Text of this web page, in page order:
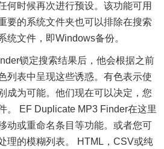
何时候再次进行预设。该功能可用
要的系统文件夹也可以排除在搜索
统文件，即Windows备份。
锁定搜索结果后，他会根据之前
列表中呈现这些诱惑。有色表示使
成为可能。他们现在可以决定，您
。 EF Duplicate MP3 Finder在这里
动或重命名条目等功能。或者您可
理的模糊列表。 HTML，CSV或纯